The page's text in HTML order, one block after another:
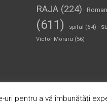
RAJA(224)
(611)
spital (64)
Victor Moraru (56)
by:Theme Horse Proudly
pentru a vă îmbunătăți